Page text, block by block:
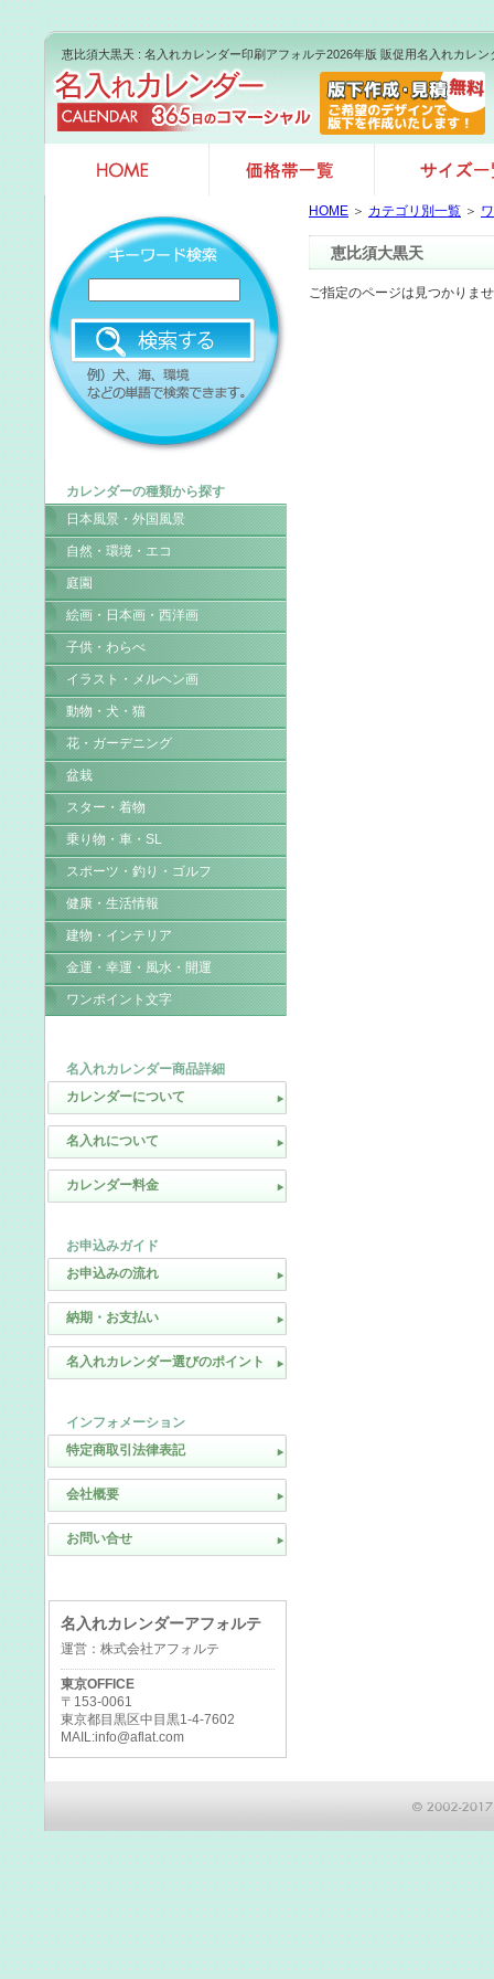
恵比須大黒天 : 名入れカレンダー印刷アフォルテ2026年版 販促用名入れカレン
カレンダーの種類から探す
日本風景・外国風景
自然・環境・エコ
庭園
絵画・日本画・西洋画
子供・わらべ
イラスト・メルヘン画
動物・犬・猫
花・ガーデニング
盆栽
スター・着物
乗り物・車・SL
スポーツ・釣り・ゴルフ
健康・生活情報
建物・インテリア
金運・幸運・風水・開運
ワンポイント文字
名入れカレンダー商品詳細
カレンダーについて
名入れについて
カレンダー料金
お申込みガイド
お申込みの流れ
納期・お支払い
名入れカレンダー選びのポイント
インフォメーション
特定商取引法律表記
会社概要
お問い合せ
名入れカレンダーアフォルテ
運営：株式会社アフォルテ
東京OFFICE
〒153-0061
東京都目黒区中目黒1-4-7602
MAIL:info@aflat.com
HOME ＞ カテゴリ別一覧 ＞
恵比須大黒天
ご指定のページは見つかりま